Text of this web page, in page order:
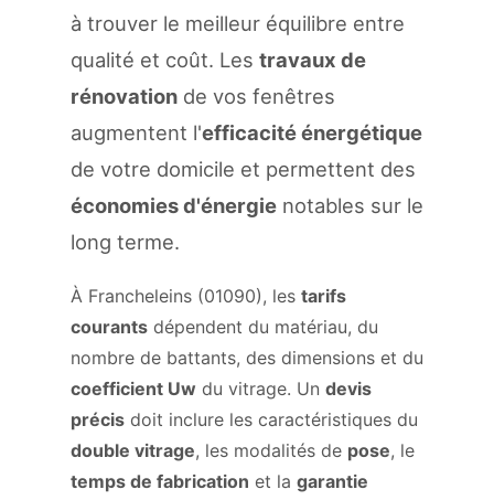
à trouver le meilleur équilibre entre
qualité et coût. Les travaux de
rénovation de vos fenêtres
augmentent l'efficacité énergétique
de votre domicile et permettent des
économies d'énergie notables sur le
long terme.
À Francheleins (01090), les tarifs
courants dépendent du matériau, du
nombre de battants, des dimensions et du
coefficient Uw du vitrage. Un devis
précis doit inclure les caractéristiques du
double vitrage, les modalités de pose, le
temps de fabrication et la garantie